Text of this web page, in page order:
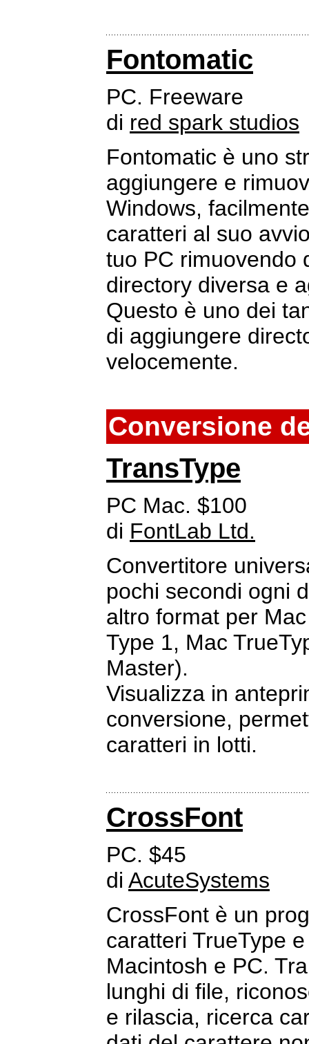
Fontomatic
PC. Freeware
di red spark studios
Fontomatic è uno
aggiungere e
Windows,
caratteri al suo
tuo PC rimuovendo
directory diversa e
Questo è uno dei
di aggiungere
velocemente.
Conversione
TransType
PC Mac. $100
di FontLab Ltd.
Convertitore
pochi secondi ogni
altro format per
Type 1, Mac
Master).
Visualizza in
conversione,
caratteri in lotti.
CrossFont
PC. $45
di AcuteSystems
CrossFont è un
caratteri TrueType
Macintosh e PC.
lunghi di file,
e rilascia, ricerca